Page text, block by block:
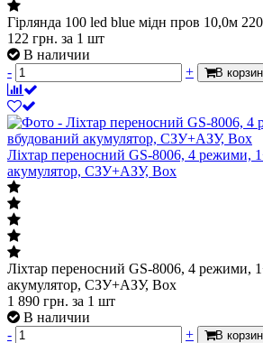
Гірлянда 100 led blue мідн пров 10,0м
122 грн. за 1 шт
В наличии
-
+ В
Ліхтар переносний GS-8006, 4 режими,
акумулятор, СЗУ+АЗУ, Box
Ліхтар переносний GS-8006, 4 режими,
акумулятор, СЗУ+АЗУ, Box
1 890 грн. за 1 шт
В наличии
-
+ В